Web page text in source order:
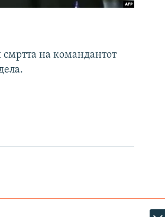
на командантот